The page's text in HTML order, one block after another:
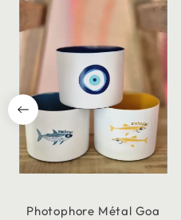
Photophore Métal Goa